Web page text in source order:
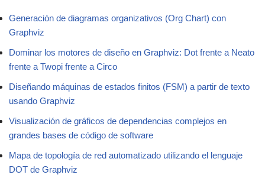
Generación de diagramas organizativos (Org Chart) con
Graphviz
Dominar los motores de diseño en Graphviz: Dot frente a Neato
frente a Twopi frente a Circo
Diseñando máquinas de estados finitos (FSM) a partir de texto
usando Graphviz
Visualización de gráficos de dependencias complejos en
grandes bases de código de software
Mapa de topología de red automatizado utilizando el lenguaje
DOT de Graphviz